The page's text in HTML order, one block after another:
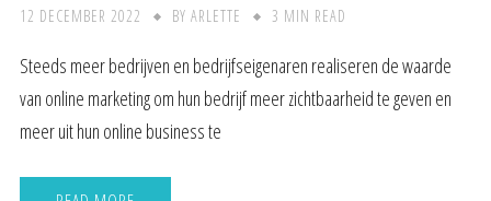
12 DECEMBER 2022 BY ARLETTE 3 MIN READ
Steeds meer bedrijven en bedrijfseigenaren realiseren de waarde
van online marketing om hun bedrijf meer zichtbaarheid te geven en
meer uit hun online business te